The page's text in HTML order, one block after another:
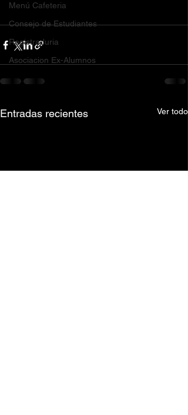
Menú Cafeteria
Consejo de Estudiantes
Registraduria
Asociacion Ex-Alumnos
Entradas recientes Ver todo